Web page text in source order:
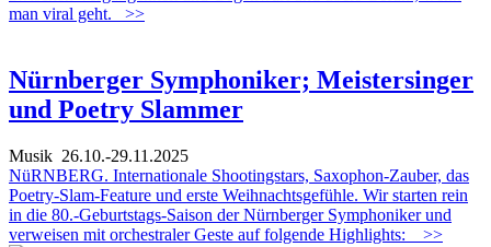
man viral geht.
>>
Nürnberger Symphoniker; Meistersinger
und Poetry Slammer
Musik 26.10.-29.11.2025
NüRNBERG. Internationale Shootingstars, Saxophon-Zauber, das
Poetry-Slam-Feature und erste Weihnachtsgefühle. Wir starten rein
in die 80.-Geburtstags-Saison der Nürnberger Symphoniker und
verweisen mit orchestraler Geste auf folgende Highlights:
>>